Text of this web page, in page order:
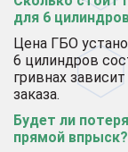
для 6
Цена ГБО
6 цилиндров
гривнах
заказа.
Будет ли
прямой впрыск?